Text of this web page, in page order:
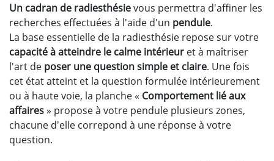
Un cadran de radiesthésievous permettra d'affiner les
recherches effectuées à l'aide d'un pendule.
La base essentielle de la radiesthésie repose sur votre
capacité à atteindre le calme intérieur et à maîtriser
l'art de poser une question simple et claire. Une fois
cet état atteint et la question formulée intérieurement
ou à haute voie, la planche « Comportement lié aux
affaires» propose à votre pendule plusieurs zones,
chacune d'elle correpond à une réponse à votre
question.